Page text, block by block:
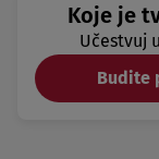
Koje je
Učestvuj
Budite